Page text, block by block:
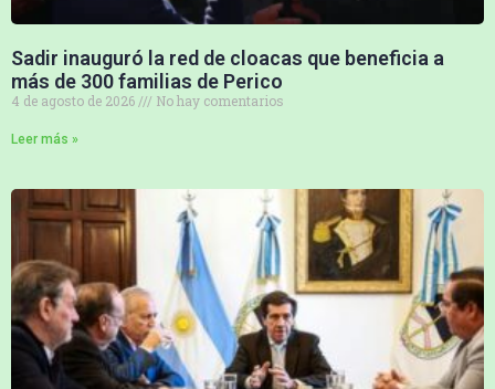
Sadir inauguró la red de cloacas que beneficia a
más de 300 familias de Perico
4 de agosto de 2026 No hay comentarios
Leer más »